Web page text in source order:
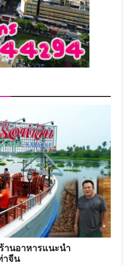
านอาหารแนะนำ
าจีน